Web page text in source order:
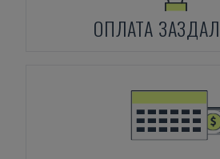
ОПЛАТА